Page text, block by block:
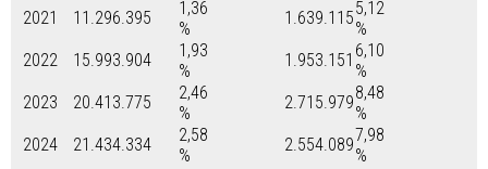
2021
11.296.395
1,36
%
1.639.1155,12
%
2022
15.993.904
1,93
%
1.953.151 6,10
%
2023
20.413.775
2,46
%
2.715.9798,48
%
2024
21.434.334
2,58
%
2.554.0897,98
%